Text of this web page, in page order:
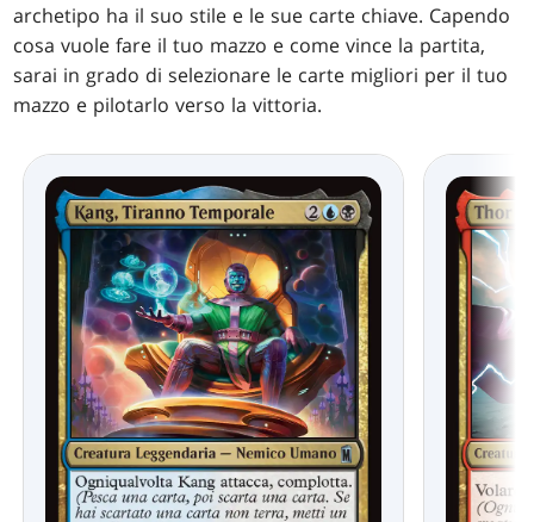
archetipo ha il suo stile e le sue carte chiave. Capendo
cosa vuole fare il tuo mazzo e come vince la partita,
sarai in grado di selezionare le carte migliori per il tuo
mazzo e pilotarlo verso la vittoria.